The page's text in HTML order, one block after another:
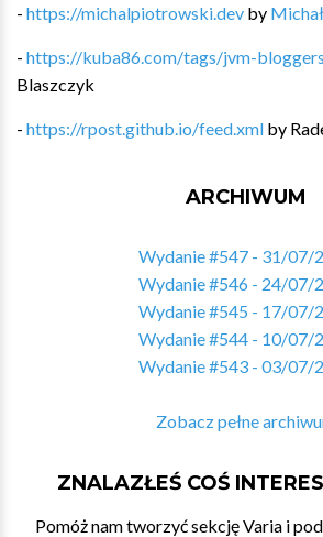
- https://michalpiotrowski.dev by
- https://kuba86.com/tags/jvm-
Blaszczyk
- https://rpost.github.io/feed.xml by
ARCHIWUM
Wydanie #547 - 31/07/
Wydanie #546 - 24/07/
Wydanie #545 - 17/07/
Wydanie #544 - 10/07/
Wydanie #543 - 03/07/
Zobacz pełne
ZNALAZŁEŚ COŚ
Pomóż nam tworzyć sekcję Varia i